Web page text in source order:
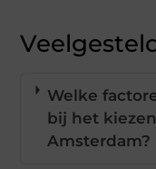
Welke
bij het
Amsterdam?